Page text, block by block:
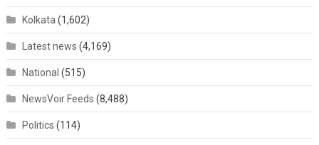
Kolkata (1,602)
Latest news (4,169)
National (515)
NewsVoir Feeds (8,488)
Politics (114)